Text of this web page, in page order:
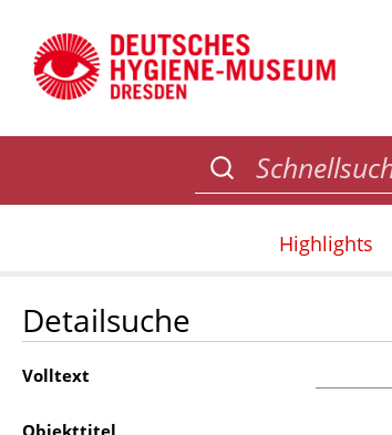
Highlights
Detailsuche
Volltext
Objekttitel